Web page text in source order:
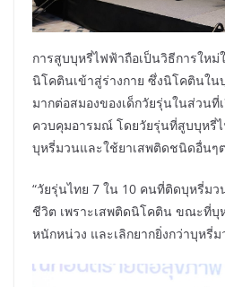
การสูบบุหรี่ไฟฟ้าถือเป็นวิธีการใหม่
นิโคตินเข้าสู่ร่างกาย ซึ่งนิโคตินใน
มากต่อสมองของเด็กวัยรุ่นในส่วนที่
ควบคุมอารมณ์ โดยวัยรุ่นที่สูบบุหรี่
บุหรี่มวนและใช้ยาเสพติดชนิดอื่นๆ
“วัยรุ่นไทย 7 ใน 10 คนที่ติดบุหรี่ม
ชีวิต เพราะเสพติดนิโคติน ขณะที่บุ
หนักหน่วง และเลิกยากยิ่งกว่าบุหรี่ม